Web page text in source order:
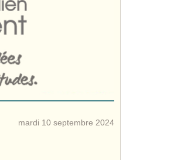
mardi 10 septembre 2024